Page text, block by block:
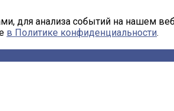
для анализа событий на нашем
в Политике конфиденциальности.